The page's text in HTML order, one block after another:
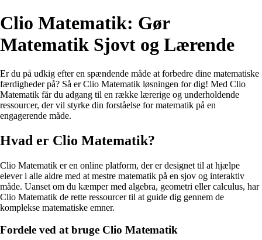
Clio Matematik: Gør
Matematik Sjovt og Lærende
Er du på udkig efter en spændende måde at forbedre dine matematiske
færdigheder på? Så er Clio Matematik løsningen for dig! Med Clio
Matematik får du adgang til en række lærerige og underholdende
ressourcer, der vil styrke din forståelse for matematik på en
engagerende måde.
Hvad er Clio Matematik?
Clio Matematik er en online platform, der er designet til at hjælpe
elever i alle aldre med at mestre matematik på en sjov og interaktiv
måde. Uanset om du kæmper med algebra, geometri eller calculus, har
Clio Matematik de rette ressourcer til at guide dig gennem de
komplekse matematiske emner.
Fordele ved at bruge Clio Matematik